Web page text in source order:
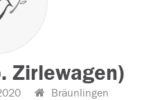
Zirlewagen)
Bräunlingen